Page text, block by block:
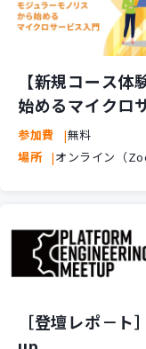
カスタマイズコース
新規開発サービス
パッケージ開発
導入事例
イベント・セミナ
【新規コース
始めるマイクロ
参加費
無料
場所
オンライン（
［登壇レポ－